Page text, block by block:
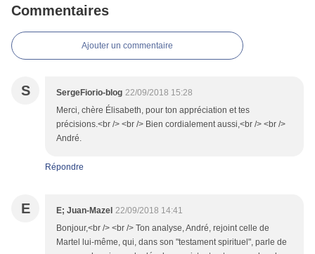
Commentaires
Ajouter un commentaire
S SergeFiorio-blog 22/09/2018 15:28
Merci, chère Élisabeth, pour ton appréciation et tes
précisions.<br /> <br /> Bien cordialement aussi,<br /> <br />
André.
Répondre
E E; Juan-Mazel 22/09/2018 14:41
Bonjour,<br /> <br /> Ton analyse, André, rejoint celle de
Martel lui-même, qui, dans son "testament spirituel", parle de